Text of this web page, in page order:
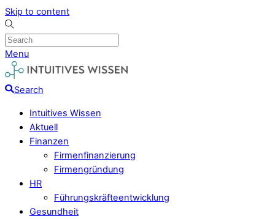
Skip to content
Menu
Search
Intuitives Wissen
Aktuell
Finanzen
Firmenfinanzierung
Firmengründung
HR
Führungskräfteentwicklung
Gesundheit